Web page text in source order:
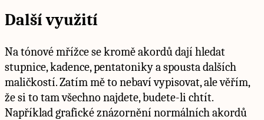
Další využití
Na tónové mřížce se kromě akordů dají hledat
stupnice, kadence, pentatoniky a spousta dalších
maličkostí. Zatím mě to nebaví vypisovat, ale věřím,
že si to tam všechno najdete, budete-li chtít.
Například grafické znázornění normálních akordů